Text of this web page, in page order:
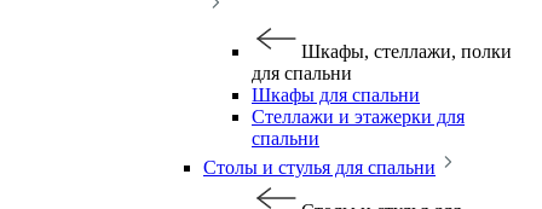
Шкафы, стеллажи, полки
для спальни
Шкафы для спальни
Стеллажи и этажерки для
спальни
Столы и стулья для спальни